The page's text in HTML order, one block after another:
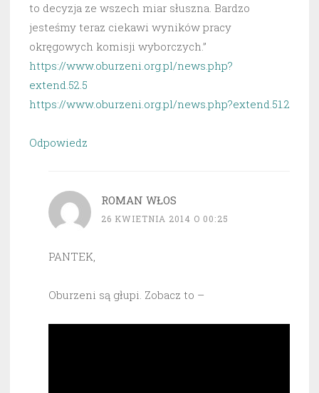
to decyzja ze wszech miar słuszna. Bardzo
jesteśmy teraz ciekawi wyników pracy
okręgowych komisji wyborczych.”
https://www.oburzeni.org.pl/news.php?
extend.52.5
https://www.oburzeni.org.pl/news.php?extend.51.2
Odpowiedz
ROMAN WŁOS
26 KWIETNIA 2014 O 00:25
PANTEK,
Oburzeni są głupi. Zobacz to –